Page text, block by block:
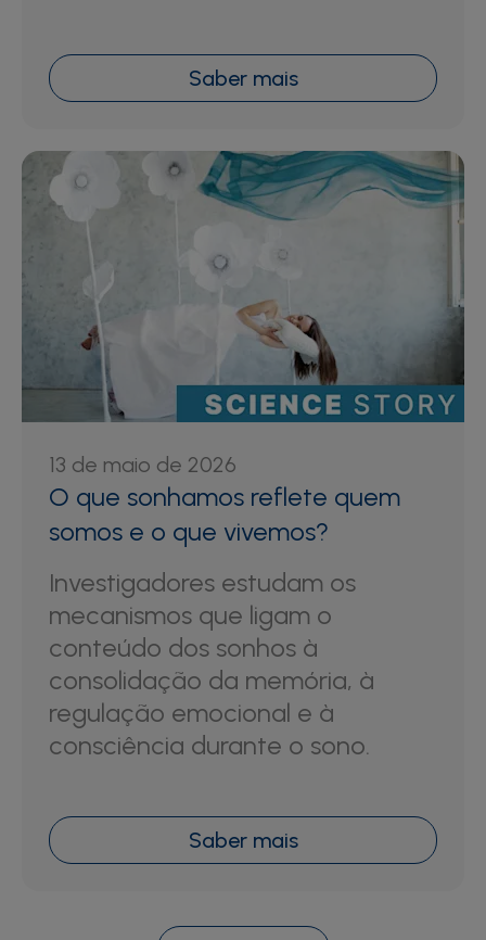
Saber mais
13 de maio de 2026
O que sonhamos reflete quem
somos e o que vivemos?
Investigadores estudam os
mecanismos que ligam o
conteúdo dos sonhos à
consolidação da memória, à
regulação emocional e à
consciência durante o sono.
Saber mais